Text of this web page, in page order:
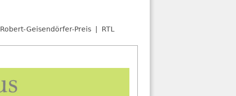
Robert-Geisendörfer-Preis RTL